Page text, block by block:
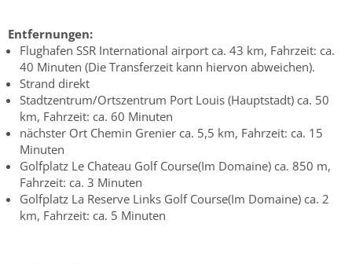
Entfernungen:
Flughafen SSR International airport ca. 43 km, Fahrzeit: ca.
40 Minuten (Die Transferzeit kann hiervon abweichen).
Strand direkt
Stadtzentrum/Ortszentrum Port Louis (Hauptstadt) ca. 50
km, Fahrzeit: ca. 60 Minuten
nächster Ort Chemin Grenier ca. 5,5 km, Fahrzeit: ca. 15
Minuten
Golfplatz Le Chateau Golf Course(Im Domaine) ca. 850 m,
Fahrzeit: ca. 3 Minuten
Golfplatz La Reserve Links Golf Course(Im Domaine) ca. 2
km, Fahrzeit: ca. 5 Minuten